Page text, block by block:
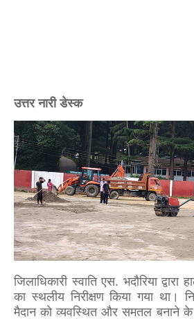
उत्तर नारी डेस्क
जिलाधिकारी स्वाति एस. भदौरिया द्वारा
का स्थलीय निरीक्षण किया गया था।
मैदान को व्यवस्थित और समतल बनाने के